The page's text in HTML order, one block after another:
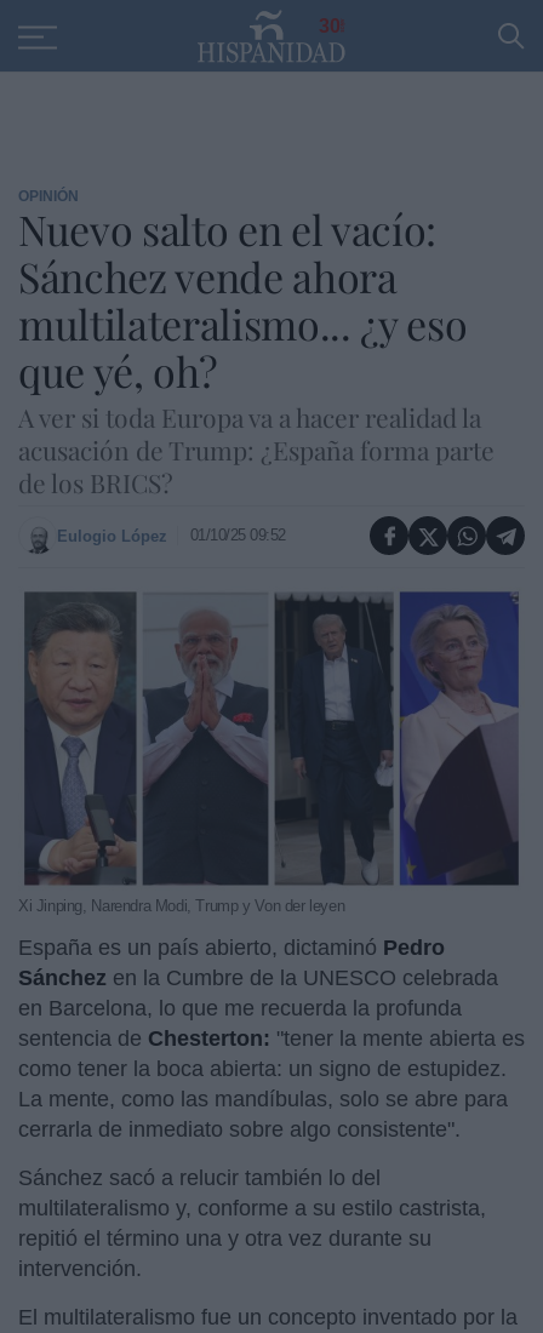
30
OPINIÓN
Nuevo salto en el vacío:
Sánchez vende ahora
multilateralismo... ¿y eso
que yé, oh?
A ver si toda Europa va a hacer realidad la
acusación de Trump: ¿España forma parte
de los BRICS?
Eulogio López 01/10/25 09:52
Xi Jinping, Narendra Modi, Trump y Von der leyen
España es un país abierto, dictaminó Pedro
Sánchez en la Cumbre de la UNESCO celebrada
en Barcelona, lo que me recuerda la profunda
sentencia de Chesterton: "tener la mente abierta es
como tener la boca abierta: un signo de estupidez.
La mente, como las mandíbulas, solo se abre para
cerrarla de inmediato sobre algo consistente".
Sánchez sacó a relucir también lo del
multilateralismo y, conforme a su estilo castrista,
repitió el término una y otra vez durante su
intervención.
El multilateralismo fue un concepto inventado por la